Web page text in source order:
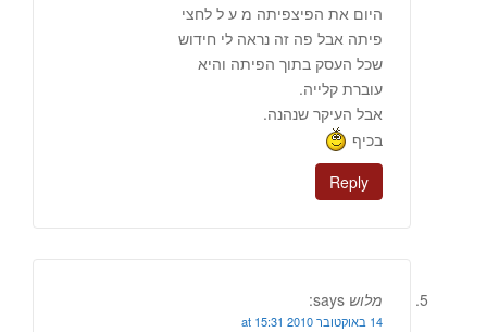
היום את הפיצפיתה מ ע ל לחצי
פיתה אבל פה זה נראה לי חידוש
שכל העסק בתוך הפיתה והיא
עוברת קלייה.
אבל העיקר שנהנה.
בכיף
Reply
מלוש says:
14 באוקטובר 2010 at 15:31